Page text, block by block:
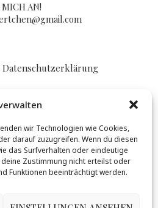
wir Technologien wie Cookies,
darauf zuzugreifen. Wenn du diesen
das Surfverhalten oder eindeutige
Zustimmung nicht erteilst oder
Funktionen beeinträchtigt werden.
AN!